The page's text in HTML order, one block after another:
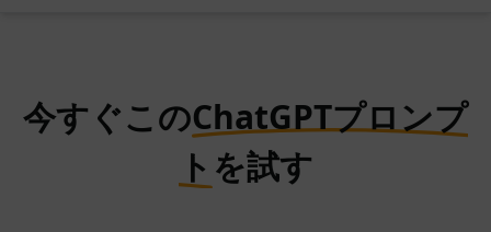
今すぐこのChatGPTプロンプ
ト を試す